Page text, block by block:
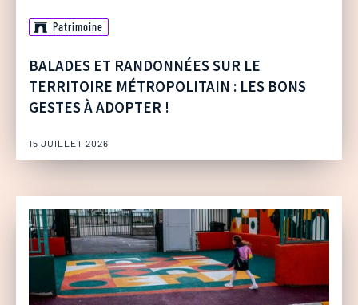
Patrimoine
BALADES ET RANDONNÉES SUR LE
TERRITOIRE MÉTROPOLITAIN : LES BONS
GESTES À ADOPTER !
15 JUILLET 2026